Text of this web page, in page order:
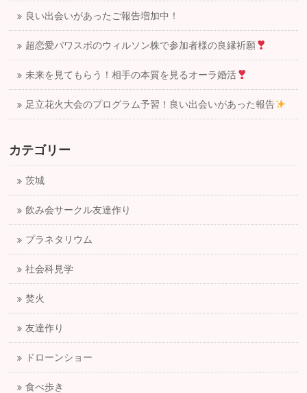
良い出会いがあったご報告増加中！
超恋愛パワスポのウィルソン株で参加者様の良縁祈願
未来を見てもらう！相手の本質を見るオーラ婚活
足立花火大会のプログラム予習！良い出会いがあった報告
カテゴリー
茨城
飲み会サークル友達作り
プラネタリウム
社会科見学
焚火
友達作り
ドローンショー
食べ歩き